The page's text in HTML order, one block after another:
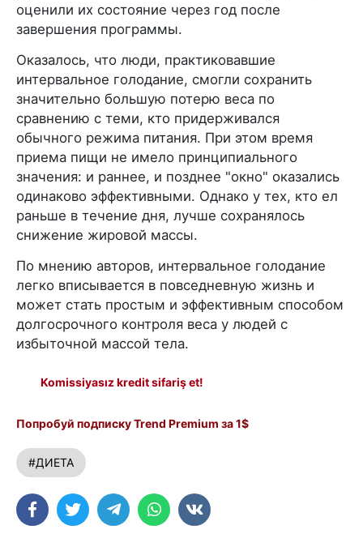
оценили их состояние через год после
завершения программы.
Оказалось, что люди, практиковавшие
интервальное голодание, смогли сохранить
значительно большую потерю веса по
сравнению с теми, кто придерживался
обычного режима питания. При этом время
приема пищи не имело принципиального
значения: и раннее, и позднее "окно" оказались
одинаково эффективными. Однако у тех, кто ел
раньше в течение дня, лучше сохранялось
снижение жировой массы.
По мнению авторов, интервальное голодание
легко вписывается в повседневную жизнь и
может стать простым и эффективным способом
долгосрочного контроля веса у людей с
избыточной массой тела.
Komissiyasız kredit sifariş et!
Попробуй подписку Trend Premium за 1$
#ДИЕТА